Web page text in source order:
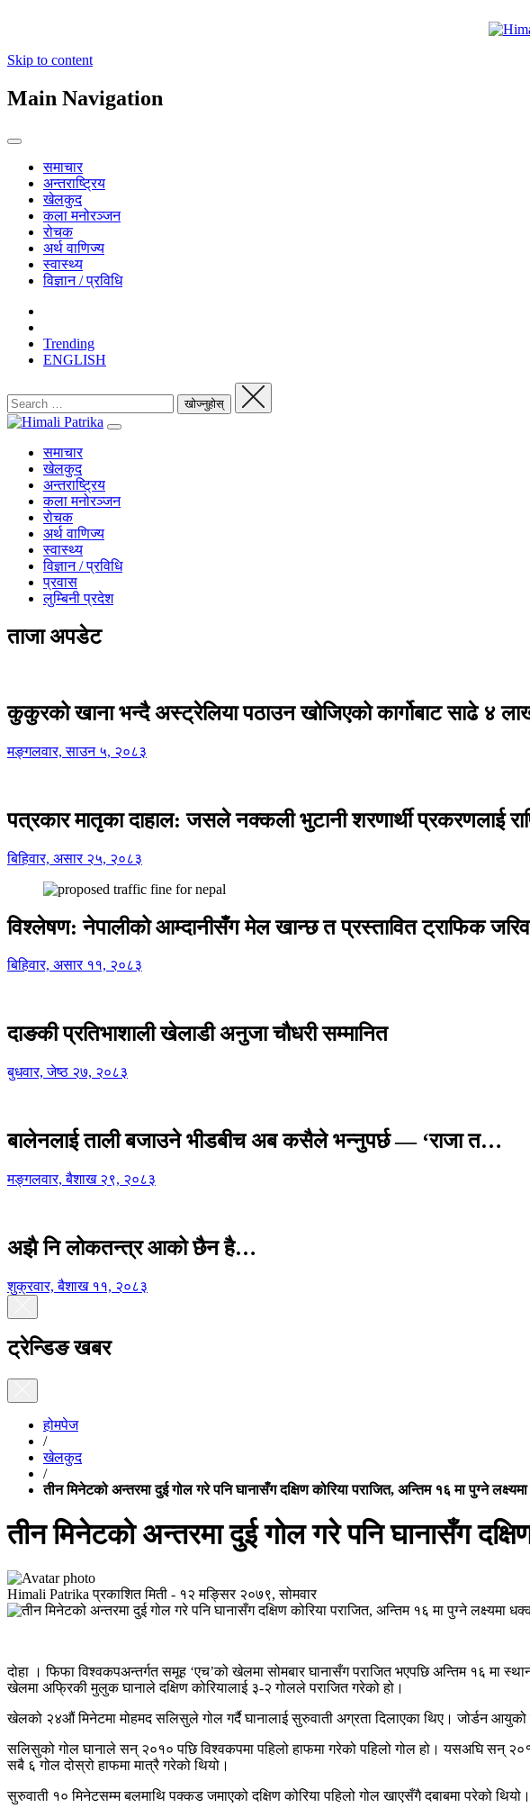
Skip to content
Main Navigation
समाचार
अन्तराष्ट्रिय
खेलकुद
कला मनोरञ्जन
रोचक
अर्थ वाणिज्य
स्वास्थ्य
विज्ञान / प्रविधि
Trending
ENGLISH
समाचार
खेलकुद
अन्तराष्ट्रिय
कला मनोरञ्जन
रोचक
अर्थ वाणिज्य
स्वास्थ्य
विज्ञान / प्रविधि
प्रवास
लुम्बिनी प्रदेश
ताजा अपडेट
कुकुरको खाना भन्दै अस्ट्रेलिया पठाउन खोजिएको कार्गोबाट साढे ४
मङ्गलवार, साउन ५, २०८३
पत्रकार मातृका दाहाल: जसले नक्कली भुटानी शरणार्थी प्रकरणलाई
बिहिवार, असार २५, २०८३
विश्लेषण: नेपालीको आम्दानीसँग मेल खान्छ त प्रस्तावित ट्राफिक
बिहिवार, असार ११, २०८३
दाङकी प्रतिभाशाली खेलाडी अनुजा चौधरी सम्मानित
बुधवार, जेष्ठ २७, २०८३
बालेनलाई ताली बजाउने भीडबीच अब कसैले भन्नुपर्छ — ‘राजा त…
मङ्गलवार, बैशाख २९, २०८३
अझै नि लोकतन्त्र आको छैन है…
शुक्रवार, बैशाख ११, २०८३
ट्रेन्डिङ खबर
होमपेज
/
खेलकुद
/
तीन मिनेटको अन्तरमा दुई गोल गरे पनि घानासँग दक्षिण कोरिया पराजित, अन्तिम १६ मा पुग्ने
तीन मिनेटको अन्तरमा दुई गोल गरे पनि घानासँग
Himali Patrika प्रकाशित मिती - १२ मङ्सिर २०७९, सोमवार
दोहा । फिफा विश्वकपअन्तर्गत समूह ‘एच’को खेलमा सोमबार घानासँग पराजित भएपछि अन्तिम १६ मा
खेलमा अफ्रिकी मुलुक घानाले दक्षिण कोरियालाई ३-२ गोलले पराजित गरेको हो।
खेलको २४औं मिनेटमा मोहमद सलिसुले गोल गर्दै घानालाई सुरुवाती अग्रता दिलाएका थिए। जोर्डन
सलिसुको गोल घानाले सन् २०१० पछि विश्वकपमा पहिलो हाफमा गरेको पहिलो गोल हो। यसअघि सन्
सबै ६ गोल दोस्रो हाफमा मात्रै गरेको थियो।
सुरुवाती १० मिनेटसम्म बलमाथि पक्कड जमाएको दक्षिण कोरिया पहिलो गोल खाएसँगै दबाबमा परेको